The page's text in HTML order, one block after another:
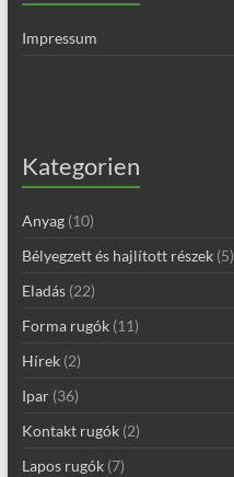
Impressum
Kategorien
Anyag(10)
Bélyegzett és hajlított részek(5)
Eladás(22)
Forma rugók(11)
Hírek(2)
Ipar(36)
Kontakt rugók(2)
Lapos rugók(7)